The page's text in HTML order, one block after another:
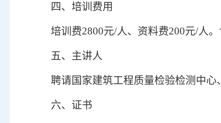
四、培训费用
培训费2800元/人、资料费200元/人
五、主讲人
聘请国家建筑工程质量检验检测中
六、证书